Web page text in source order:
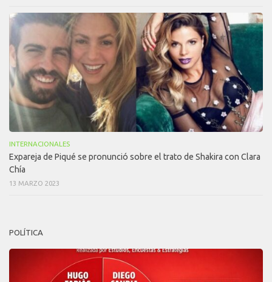
INTERNACIONALES
Expareja de Piqué se pronunció sobre el trato de Shakira con Clara
Chía
13 MARZO 2023
POLÍTICA